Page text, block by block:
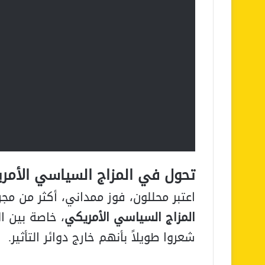
تحول في المزاج السياسي
اعتبر محللون، فوز ممداني، أكثر من
المزاج السياسي الأمريكي، خاصة بين
شعروا طويلاً بأنهم خارج دوائر التأثير.